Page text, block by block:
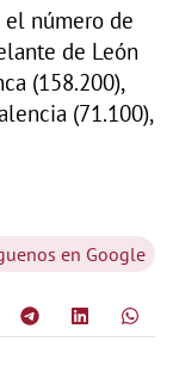
número de
de León
(158.200),
(71.100),
en Google